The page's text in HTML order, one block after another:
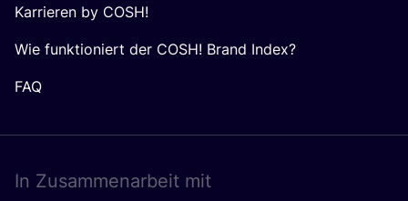
Karrieren by COSH!
Wie funktioniert der COSH! Brand Index?
FAQ
In Zusam­men­ar­beit mit